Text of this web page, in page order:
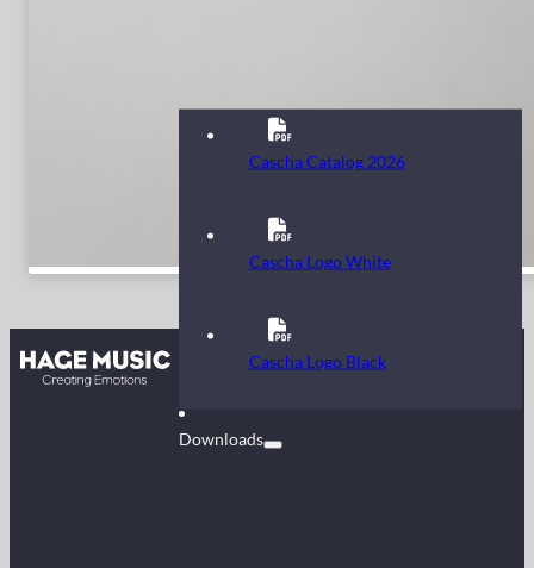
Kontakt
Downloads
Cascha Catalog 2026
Cascha Logo White
Cascha Logo Black